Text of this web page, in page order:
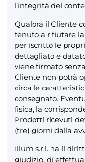
l’integrità del
Qualora il Cliente
tenuto a rifiutare
per iscritto le
dettagliato e
viene firmato
Cliente non potrà
circa le
consegnato.
fisica, la
Prodotti ricevuti
(tre) giorni dalla
Illum s.r.l. ha il
giudizio, di